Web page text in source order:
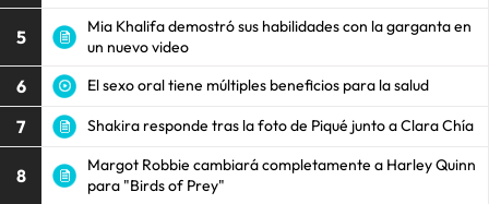
5
Mia Khalifa demostró sus habilidades con la garganta en
un nuevo video
6 El sexo oral tiene múltiples beneficios para la salud
7 Shakira responde tras la foto de Piqué junto a Clara Chía
8
Margot Robbie cambiará completamente a Harley Quinn
para "Birds of Prey"